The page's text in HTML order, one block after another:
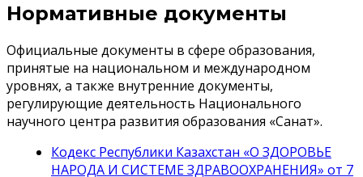
Нормативные документы
Официальные документы в сфере образования,
принятые на национальном и международном
уровнях, а также внутренние документы,
регулирующие деятельность Национального
научного центра развития образования «Санат».
Кодекс Республики Казахстан «О ЗДОРОВЬЕ
НАРОДА И СИСТЕМЕ ЗДРАВООХРАНЕНИЯ» от 7